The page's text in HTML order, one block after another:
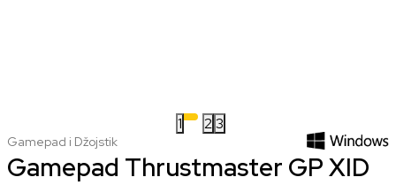
1 2 3
Gamepad i Džojstik
Gamepad Thrustmaster GP XID